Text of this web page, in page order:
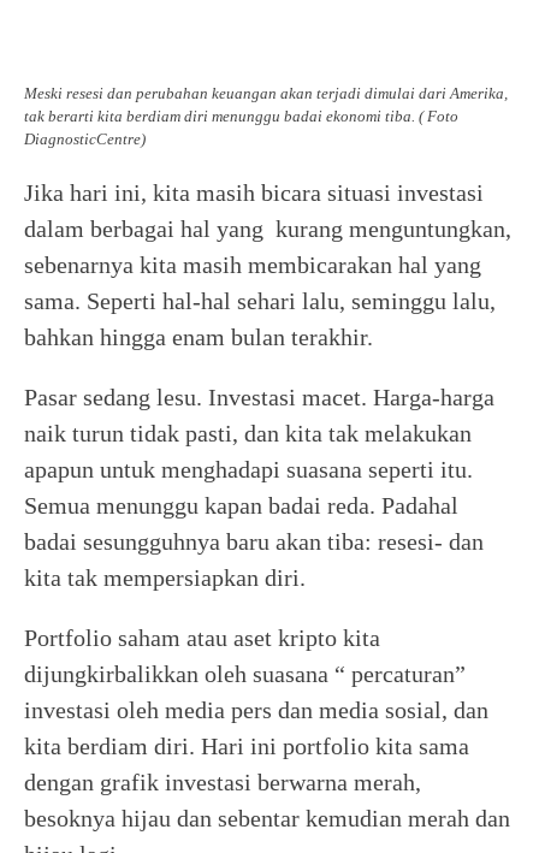
Meski resesi dan perubahan keuangan akan terjadi dimulai dari Amerika,
tak berarti kita berdiam diri menunggu badai ekonomi tiba. ( Foto
DiagnosticCentre)
Jika hari ini, kita masih bicara situasi investasi
dalam berbagai hal yang kurang menguntungkan,
sebenarnya kita masih membicarakan hal yang
sama. Seperti hal-hal sehari lalu, seminggu lalu,
bahkan hingga enam bulan terakhir.
Pasar sedang lesu. Investasi macet. Harga-harga
naik turun tidak pasti, dan kita tak melakukan
apapun untuk menghadapi suasana seperti itu.
Semua menunggu kapan badai reda. Padahal
badai sesungguhnya baru akan tiba: resesi- dan
kita tak mempersiapkan diri.
Portfolio saham atau aset kripto kita
dijungkirbalikkan oleh suasana “ percaturan”
investasi oleh media pers dan media sosial, dan
kita berdiam diri. Hari ini portfolio kita sama
dengan grafik investasi berwarna merah,
besoknya hijau dan sebentar kemudian merah dan